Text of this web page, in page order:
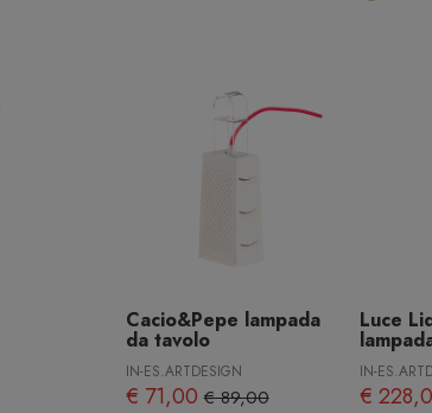
Cacio&Pepe lampada
da tavolo
IN-ES.ARTDESIGN
€ 71,00€ 89,00
Luce
IN-
€